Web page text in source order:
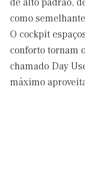
como
O cockpit
conforto tornam
chamado Day
máximo